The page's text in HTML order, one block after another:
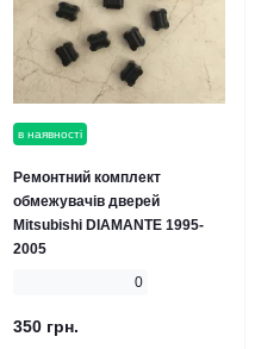
в наявності
Ремонтний комплект
обмежувачів дверей
Mitsubishi DIAMANTE 1995-
2005
0
350 грн.